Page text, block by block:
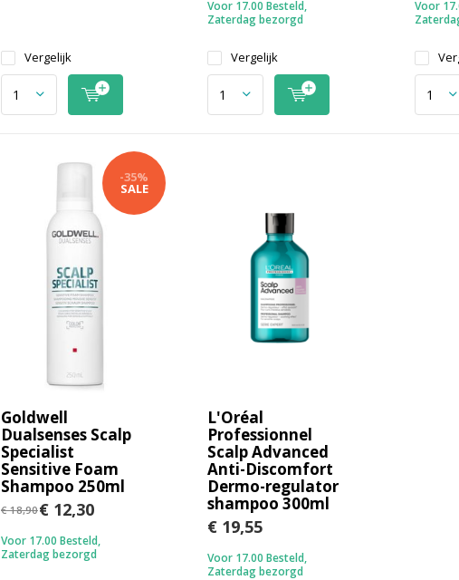
Vergelijk
Voor 17.00 Besteld,
Zaterdag bezorgd
Vergelijk
Voor
Goldwell
Dualsenses Scalp
Specialist
Sensitive Foam
Shampoo 250ml
-35%
SALE
€ 18,90€ 12,30
Voor 17.00 Besteld,
Zaterdag bezorgd
L'Oréal
Professionnel
Scalp Advanced
Anti-Discomfort
Dermo-regulator
shampoo 300ml
€ 19,55
Voor 17.00 Besteld,
Zaterdag bezorgd